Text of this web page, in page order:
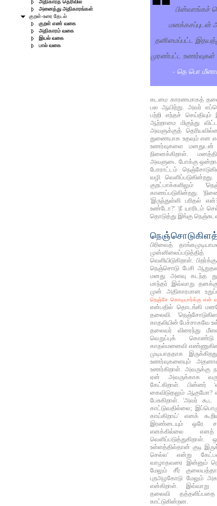
அதிகாரத் தெரிவில்
அனைத்து அதிகாரங்கள்
குறள்-உரை தேடல்
குறள் எண் வகை
அதிகாரம் வகை
இயல் வகை
பால் வகை
பின்வாங்கச்
மனக்கசப்புடன்
தனிமைப்பட்ட
முரண்பட்ட உணர்வுகள்
- தெ பொ
கடமை காரணமாகத்
பல ஆயிற்று. அவர்
பற்றி எந்தச் செய்தியும்
ஆற்றாமை மிகுந்து
அவளுக்குத்
துணையாக உதவும் என
உணர்வுகளை
நினைக்கிறாள்.
அவளுடை போக்கு
போராட்டம்
வழி
குறட்பாக்களிலும்
காணப்படுகின்றது.
'இருந்துள்ளி பரிதல்
உண்டோ?' 'நீ யாரிடம்
தொடுத்து இங்கு
பிரிவைத்
வெளியிடுகிறாள்.
நெஞ்சொடு பேசி
மனது அளவு கடந்த
மாந்தர் இவ்வாறு
முன் அதிகாரமான
நெஞ்சே கொடியார்க்கு என்
என்பதில் தொடங்கி
தலைவி.
காதலியின் பேச்சாகவே
தலைவர் விரைந்து
வெறுப்புக்
காதல்மனைவி
முடியாததாக
உணர்வுகளையும்
உணர்கிறாள். அவருக்கு
ஏன் அவருக்காக
கேட்கிறாள். பின்னர்
கைவிடுதலும்
பேசுகிறாள். 'அவர்
காட்டுவதில்லை;
காய்கிறாய்' எனக்
இரண்டையும் ஒரே
எனக்கில்லை
உள்ளத்தில்தான் குடி
செல்ல' என்று
வாழாதவரை இன்னும்
மேலும் சீர்
புறஅழகோடு மேலும்‌
என்கிறாள். இவ்வாறு
தலைவி
காட்டுகின்றன.